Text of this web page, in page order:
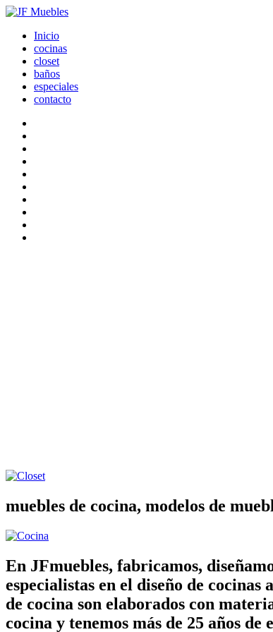
Inicio
cocinas
closet
baños
especiales
contacto
muebles de cocina, modelos de
En JFmuebles, fabricamos,
especialistas en el diseño de
de cocina son elaborados con
cocina y tenemos más de 25 años